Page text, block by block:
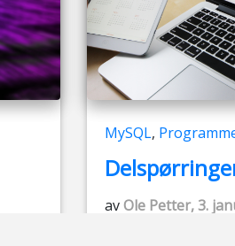
MySQL,
avOle Petter, 3.